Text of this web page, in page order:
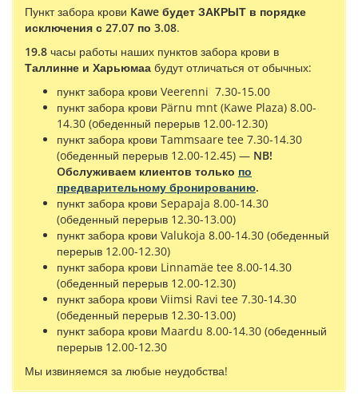
Пункт забора крови Kawe будет ЗАКРЫТ в порядке
исключения с 27.07 по 3.08.
19.8 часы работы наших пунктов забора крови в
Таллинне и Харьюмаа будут отличаться от обычных:
пункт забора крови Veerenni 7.30-15.00
пункт забора крови Pärnu mnt (Kawe Plaza) 8.00-
14.30 (oбеденный перерыв 12.00-12.30)
пункт забора крови Tammsaare tee 7.30-14.30
(oбеденный перерыв 12.00-12.45) — NB!
Oбслуживаем клиентов только по
предварительному бронированию.
пункт забора крови Sepapaja 8.00-14.30
(oбеденный перерыв 12.30-13.00)
пункт забора крови Valukoja 8.00-14.30 (oбеденный
перерыв 12.00-12.30)
пункт забора крови Linnamäe tee 8.00-14.30
(oбеденный перерыв 12.00-12.30)
пункт забора крови Viimsi Ravi tee 7.30-14.30
(oбеденный перерыв 12.30-13.00)
пункт забора крови Maardu 8.00-14.30 (oбеденный
перерыв 12.00-12.30
Мы извиняемся за любые неудобства!